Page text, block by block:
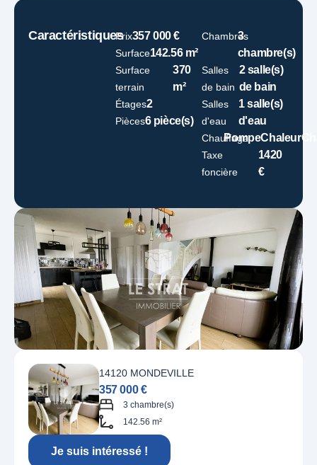
CaractéristiquesPrix357 000 €
Surface142.56 m²
Surface
terrain
370
m²
Étages2
Pièces6 pièce(s)
Chambres
3
chambre(s)
Salles
de bain
2 salle(s)
de bain
Salles
d'eau
1 salle(s)
d'eau
Chauffage
Taxe
foncière
1420
€
14120 MONDEVILLE
357 000 €
3 chambre(s)
142.56 m²
Je suis intéressé !